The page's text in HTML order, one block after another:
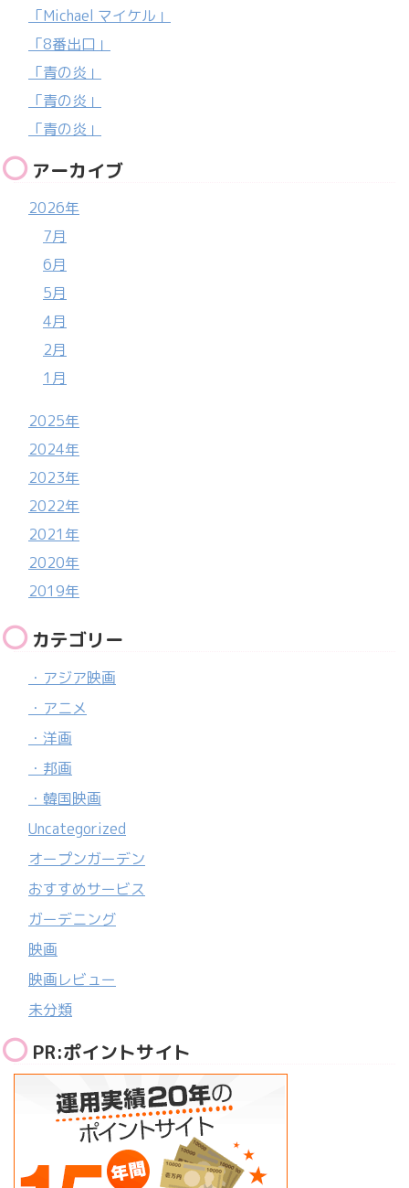
「Michael マイケル」
「8番出口」
「青の炎」
「青の炎」
「青の炎」
アーカイブ
2026年
7月
6月
5月
4月
2月
1月
2025年
2024年
2023年
2022年
2021年
2020年
2019年
カテゴリー
・アジア映画
・アニメ
・洋画
・邦画
・韓国映画
Uncategorized
オープンガーデン
おすすめサービス
ガーデニング
映画
映画レビュー
未分類
PR:ポイントサイト